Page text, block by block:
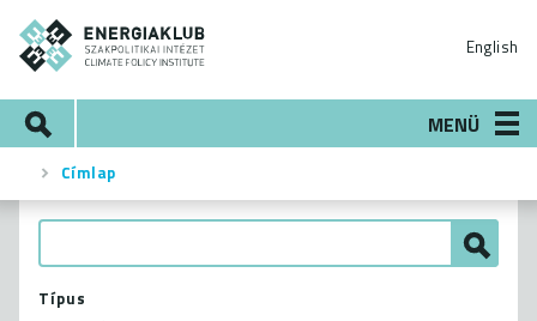
Ugrás
tartalomra
English
MENÜ
Morzsa
Címlap
Típus